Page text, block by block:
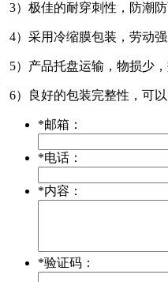
3）极佳的耐穿刺性，防潮
4）采用冷缩膜包装，劳动
5）产品托盘运输，物损少
6）良好的包装完整性，可
*邮箱：
*电话：
*内容：
*验证码：